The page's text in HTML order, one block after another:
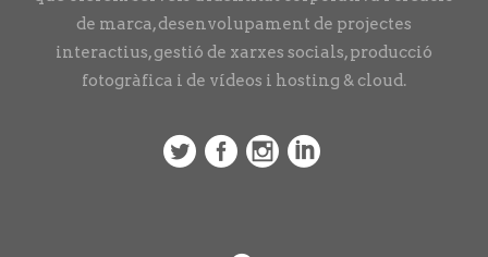
de marca, desenvolupament de projectes
interactius, gestió de xarxes socials, producció
fotogràfica i de vídeos i hosting & cloud.